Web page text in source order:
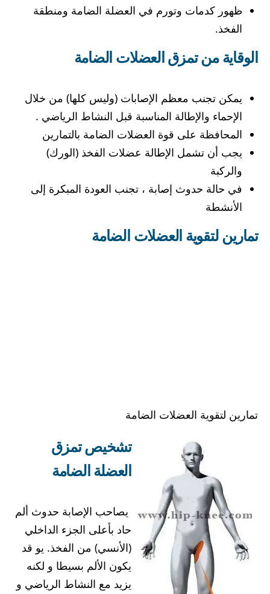
ظهور كدمات وتورم في العضلة الضامة ومنطقة
الفخذ.
الوقاية من تمزق العضلات الضامة
يمكن تجنب معظم الإصابات (وليس كلها) من خلال
الإحماء والإطالة المناسبة قبل النشاط الرياضي .
المحافظة على قوة العضلات الضامة بالتمارين
يجب أن تشمل الإطالة عضلات الفخذ (الورك)
والركبة
في حالة حدوث إصابة ، تجنب العودة المبكرة إلى
الأنشطة
تمارين لتقوية العضلات الضامة
تمارين لتقوية العضلات الضامة
تشخيص تمزق
العضلة الضامة
يصاحب الإصابة حدوث ألم
حاد بأعلى الجزء الداخلي
(الأنسي) من الفخذ. يو قد
يكون الألم بسيطا و لكنه
يزيد مع النشاط الرياضي و